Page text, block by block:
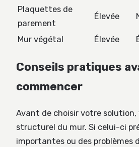
Plaquettes de
parement
Élevée
Mur végétal Élevée
Conseils pratiques
commencer
Avant de choisir votre solution,
structurel du mur. Si celui-ci
importantes ou des problèmes